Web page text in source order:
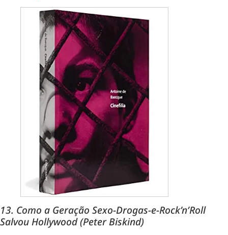
13. Como a Geração Sexo-Drogas-e-Rock’n’Roll
Salvou Hollywood (Peter Biskind)